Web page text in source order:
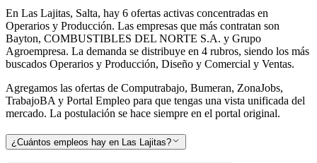
En Las Lajitas, Salta, hay 6 ofertas activas concentradas en
Operarios y Producción. Las empresas que más contratan son
Bayton, COMBUSTIBLES DEL NORTE S.A. y Grupo
Agroempresa. La demanda se distribuye en 4 rubros, siendo los más
buscados Operarios y Producción, Diseño y Comercial y Ventas.
Agregamos las ofertas de Computrabajo, Bumeran, ZonaJobs,
TrabajoBA y Portal Empleo para que tengas una vista unificada del
mercado. La postulación se hace siempre en el portal original.
¿Cuántos empleos hay en Las Lajitas?